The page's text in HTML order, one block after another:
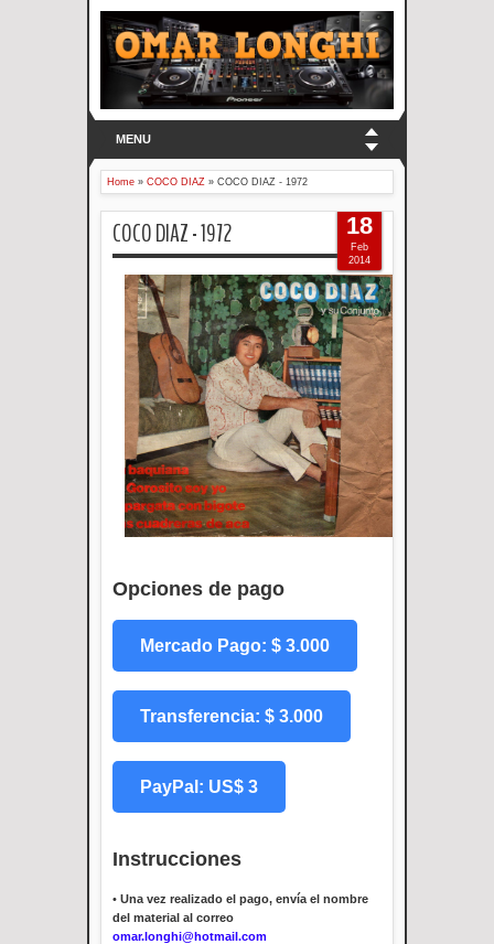
MENU
Home » COCO DIAZ » COCO DIAZ - 1972
COCO DIAZ - 1972
Opciones de pago
Mercado Pago: $ 3.000
Transferencia: $ 3.000
PayPal: US$ 3
Instrucciones
• Una vez realizado el pago, envía el nombre
del material al correo
omar.longhi@hotmail.com
18
Feb
2014